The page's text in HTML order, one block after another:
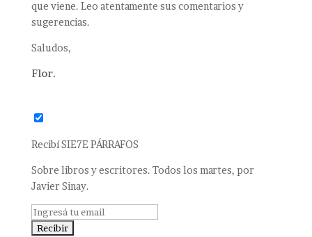
que viene. Leo atentamente sus comentarios y
sugerencias.
Saludos,
Flor.
Recibí SIE7E PÁRRAFOS
Sobre libros y escritores. Todos los martes, por
Javier Sinay.